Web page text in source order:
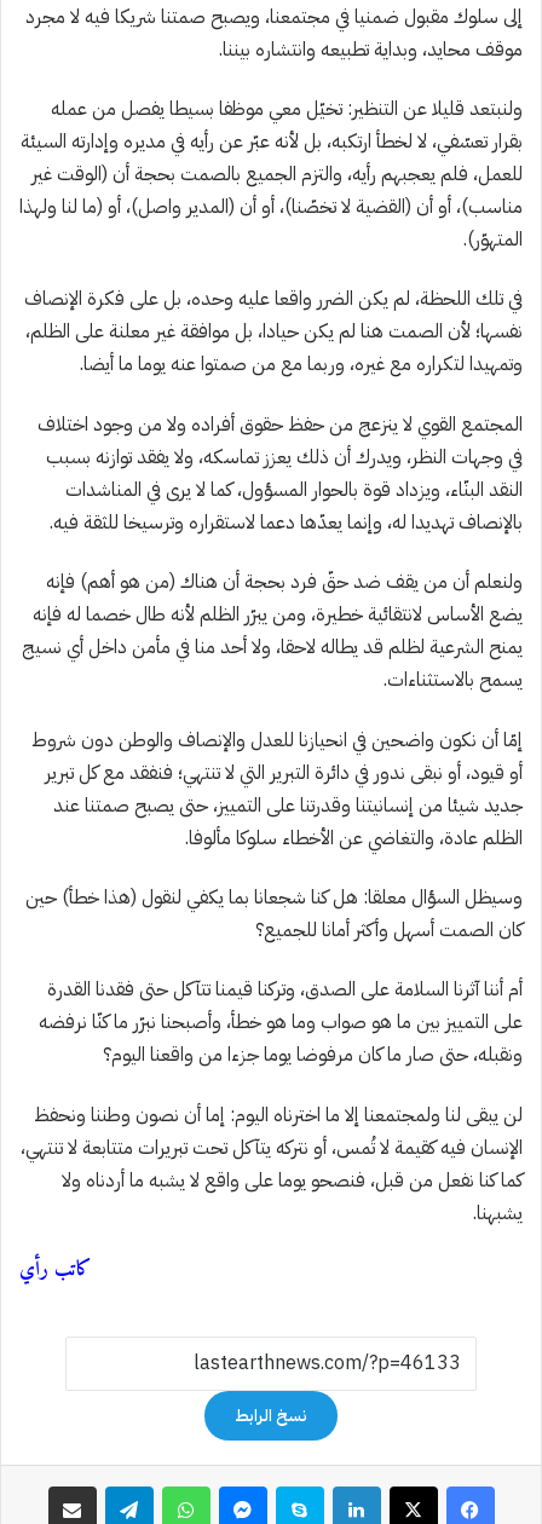
إلى سلوك مقبول ضمنيا في مجتمعنا، ويصبح صمتنا شريكا فيه لا مجرد
موقف محايد، وبداية تطبيعه وانتشاره بيننا.
ولنبتعد قليلا عن التنظير: تخيّل معي موظفا بسيطا يفصل من عمله
بقرار تعسّفي، لا لخطأ ارتكبه، بل لأنه عبّر عن رأيه في مديره وإدارته السيئة
للعمل، فلم يعجبهم رأيه، والتزم الجميع بالصمت بحجة أن (الوقت غير
مناسب)، أو أن (القضية لا تخصّنا)، أو أن (المدير واصل)، أو (ما لنا ولهذا
المتهوّر).
في تلك اللحظة، لم يكن الضرر واقعا عليه وحده، بل على فكرة الإنصاف
نفسها؛ لأن الصمت هنا لم يكن حيادا، بل موافقة غير معلنة على الظلم،
وتمهيدا لتكراره مع غيره، وربما مع من صمتوا عنه يوما ما أيضا.
المجتمع القوي لا ينزعج من حفظ حقوق أفراده ولا من وجود اختلاف
في وجهات النظر، ويدرك أن ذلك يعزز تماسكه، ولا يفقد توازنه بسبب
النقد البنّاء، ويزداد قوة بالحوار المسؤول، كما لا يرى في المناشدات
بالإنصاف تهديدا له، وإنما يعدّها دعما لاستقراره وترسيخا للثقة فيه.
ولنعلم أن من يقف ضد حقّ فرد بحجة أن هناك (من هو أهم) فإنه
يضع الأساس لانتقائية خطيرة، ومن يبرّر الظلم لأنه طال خصما له فإنه
يمنح الشرعية لظلم قد يطاله لاحقا، ولا أحد منا في مأمن داخل أي نسيج
يسمح بالاستثناءات.
إمّا أن نكون واضحين في انحيازنا للعدل والإنصاف والوطن دون شروط
أو قيود، أو نبقى ندور في دائرة التبرير التي لا تنتهي؛ فنفقد مع كل تبرير
جديد شيئا من إنسانيتنا وقدرتنا على التمييز، حتى يصبح صمتنا عند
الظلم عادة، والتغاضي عن الأخطاء سلوكا مألوفا.
وسيظل السؤال معلقا: هل كنا شجعانا بما يكفي لنقول (هذا خطأ) حين
كان الصمت أسهل وأكثر أمانا للجميع؟
أم أننا آثرنا السلامة على الصدق، وتركنا قيمنا تتآكل حتى فقدنا القدرة
على التمييز بين ما هو صواب وما هو خطأ، وأصبحنا نبرّر ما كنّا نرفضه
ونقبله، حتى صار ما كان مرفوضا يوما جزءا من واقعنا اليوم؟
لن يبقى لنا ولمجتمعنا إلا ما اخترناه اليوم: إما أن نصون وطننا ونحفظ
الإنسان فيه كقيمة لا تُمس، أو نتركه يتآكل تحت تبريرات متتابعة لا تنتهي،
كما كنا نفعل من قبل، فنصحو يوما على واقع لا يشبه ما أردناه ولا
يشبهنا.
كاتب رأي
نسخ الرابط
فيسبوك‫X لينكدإن سكايب ماسنجر واتساب تيلقرام مشاركة عبر البريد